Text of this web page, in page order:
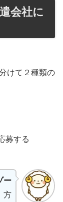
会社に
けて２種類の
募する
ー
方